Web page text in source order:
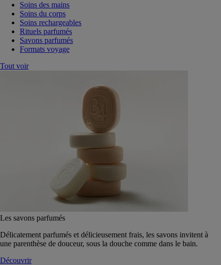
Soins des mains
Soins du corps
Soins rechargeables
Rituels parfumés
Savons parfumés
Formats voyage
Tout voir
Les savons parfumés
Délicatement parfumés et délicieusement frais, les savons invitent à
une parenthèse de douceur, sous la douche comme dans le bain.
Découvrir